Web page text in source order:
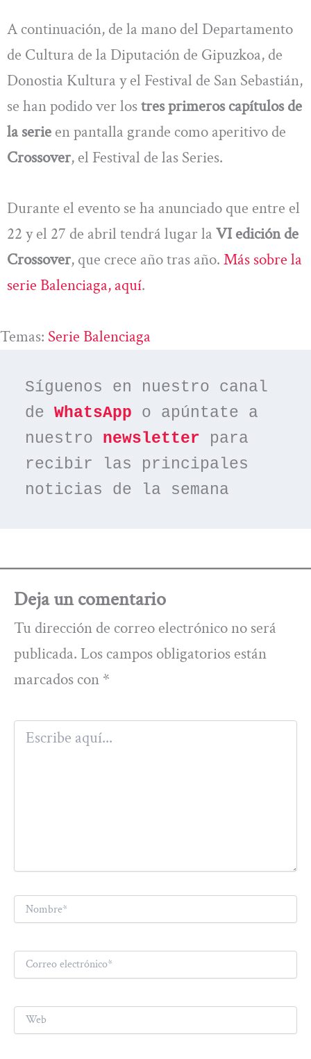
A continuación, de la mano del Departamento
de Cultura de la Diputación de Gipuzkoa, de
Donostia Kultura y el Festival de San Sebastián,
se han podido ver lostres primeros capítulos de
la serie en pantalla grande como aperitivo de
Crossover, el Festival de las Series.
Durante el evento se ha anunciado que entre el
22 y el 27 de abril tendrá lugar la VI edición de
Crossover, que crece año tras año. Más sobre la
serie Balenciaga, aquí.
Temas: Serie Balenciaga
Síguenos en nuestro canal
de WhatsApp o apúntate a
nuestro newsletter para
recibir las principales
noticias de la semana
Deja un comentario
Tu dirección de correo electrónico no será
publicada. Los campos obligatorios están
marcados con *
Escribe
aquí...
Nombre*
Correo
electrónico*
Web